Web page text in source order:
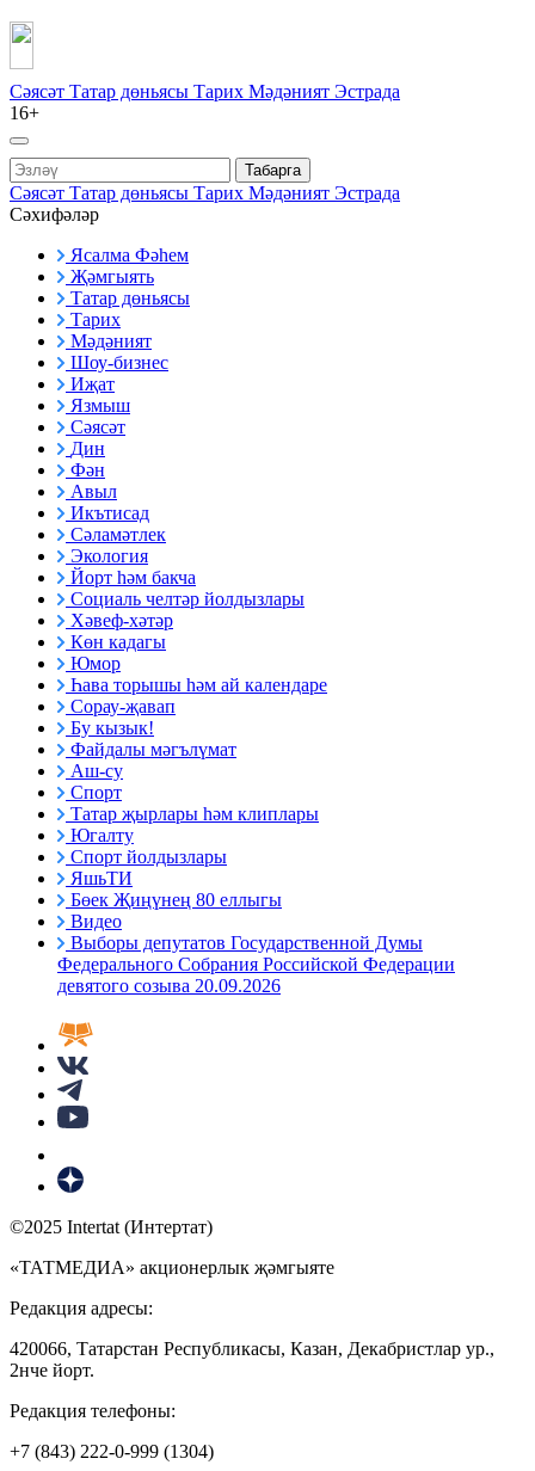
Сәясәт Татар дөньясы Тарих Мәдәният Эстрада
16+
Табарга
Сәясәт Татар дөньясы Тарих Мәдәният Эстрада
Сәхифәләр
Ясалма Фәһем
Җәмгыять
Татар дөньясы
Тарих
Мәдәният
Шоу-бизнес
Иҗат
Язмыш
Сәясәт
Дин
Фән
Авыл
Икътисад
Сәламәтлек
Экология
Йорт һәм бакча
Социаль челтәр йолдызлары
Хәвеф-хәтәр
Көн кадагы
Юмор
Һава торышы һәм ай календаре
Сорау-җавап
Бу кызык!
Файдалы мәгълүмат
Аш-су
Спорт
Татар җырлары һәм клиплары
Югалту
Спорт йолдызлары
ЯшьТИ
Бөек Җиңүнең 80 еллыгы
Видео
Выборы депутатов Государственной Думы
Федерального Собрания Российской Федерации
девятого созыва 20.09.2026
©2025 Intertat (Интертат)
«ТАТМЕДИА» акционерлык җәмгыяте
Редакция адресы:
420066, Татарстан Республикасы, Казан, Декабристлар ур.,
2нче йорт.
Редакция телефоны:
+7 (843) 222-0-999 (1304)